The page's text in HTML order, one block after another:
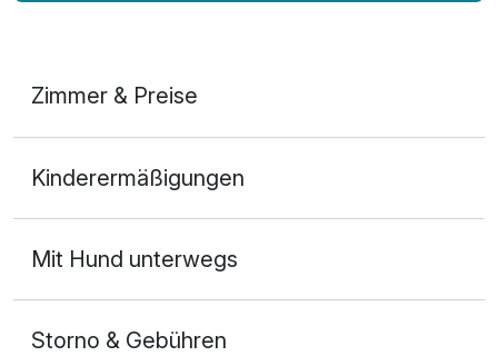
Zimmer & Preise
2 Erwachsene und 2 Kinder
Kinderermäßigungen
Mit Hund unterwegs
Storno & Gebühren